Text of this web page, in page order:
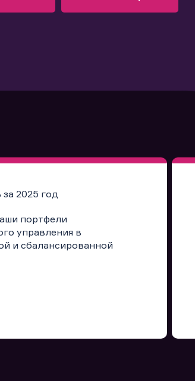
за 2025 год
портфели
управления в
и сбалансированной